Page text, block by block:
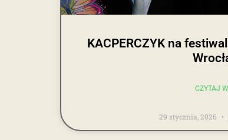
KACPERCZYK na
CZYTAJ
29 stycznia, 2026